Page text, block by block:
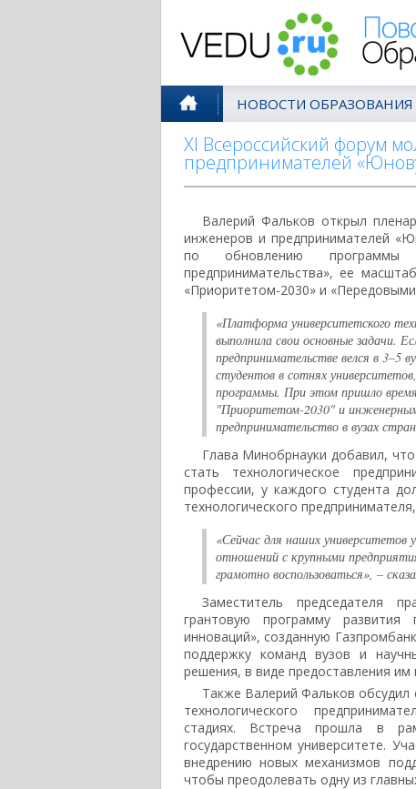
НОВОСТИ ОБРАЗОВАНИЯ
XI Всероссийский форум
предпринимателей
Валерий Фальков открыл
инженеров и предпринимателей
по обновлению программы
предпринимательства», ее
«Приоритетом-2030» и
«Платформа университетского
выполнила свои основные задачи.
предпринимательстве велся в 3–5
студентов в сотнях
программы. При этом пришло
"Приоритетом-2030" и
предпринимательство в вузах
Глава Минобрнауки добавил,
стать технологическое
профессии, у каждого студента
технологического
«Сейчас для наших университетов
отношений с крупными
грамотно воспользоваться», –
Заместитель председателя
грантовую программу
инноваций», созданную
поддержку команд вузов и
решения, в виде предоставления
Также Валерий Фальков обсудил
технологического
стадиях. Встреча прошла в
государственном университете.
внедрению новых механизмов
чтобы преодолевать одну из